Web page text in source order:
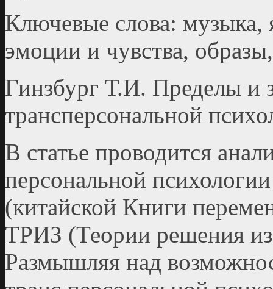
Ключевые слова:
эмоции и чувства,
Гинзбург Т.И. Пределы и
трансперсональной
В статье проводится
персональной
(китайской Книги
ТРИЗ (Теории решения
Размышляя над